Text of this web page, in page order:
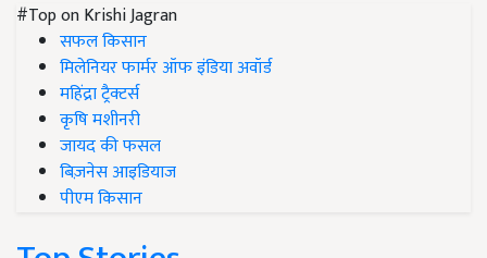
#Top on Krishi Jagran
सफल किसान
मिलेनियर फार्मर ऑफ इंडिया अवॉर्ड
महिंद्रा ट्रैक्टर्स
कृषि मशीनरी
जायद की फसल
बिज़नेस आइडियाज
पीएम किसान